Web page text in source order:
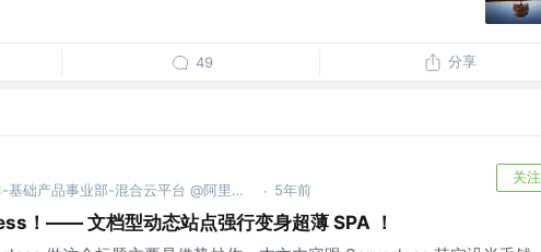
49 分享
阿里云智能事业群-基础产品事业部-混合云平台 @阿里巴巴 · 5年前
关注
！—— 文档型动态站点强行变身超薄 SPA ！